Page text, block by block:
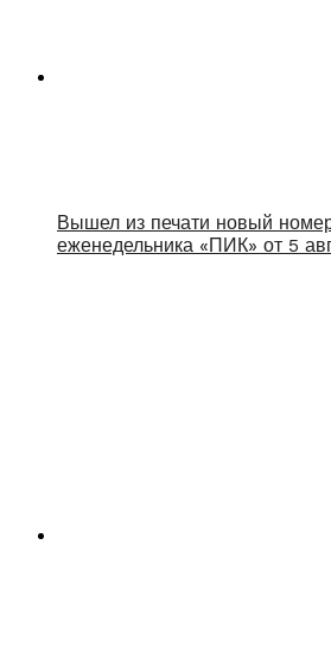
Вышел из печати новый
еженедельника «ПИК» от 5